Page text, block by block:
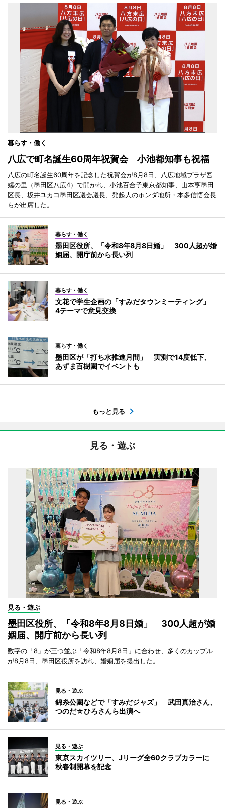
暮らす・働く
八広で町名誕生60周年祝賀会 小池都知事も祝福
八広の町名誕生60周年を記念した祝賀会が8月8日、八広地域プラザ吾
嬬の里（墨田区八広4）で開かれ、小池百合子東京都知事、山本亨墨田
区長、坂井ユカコ墨田区議会議長、発起人のホンダ地所・本多信悟会長
らが出席した。
暮らす・働く
墨田区役所、「令和8年8月8日婚」 300人超が婚
姻届、開庁前から長い列
暮らす・働く
文花で学生企画の「すみだタウンミーティング」
4テーマで意見交換
暮らす・働く
墨田区が「打ち水推進月間」 実測で14度低下、
あずま百樹園でイベントも
もっと見る
見る・遊ぶ
見る・遊ぶ
墨田区役所、「令和8年8月8日婚」 300人超が婚
姻届、開庁前から長い列
数字の「8」が三つ並ぶ「令和8年8月8日」に合わせ、多くのカップル
が8月8日、墨田区役所を訪れ、婚姻届を提出した。
見る・遊ぶ
錦糸公園などで「すみだジャズ」 武田真治さん、
つのだ☆ひろさんら出演へ
見る・遊ぶ
東京スカイツリー、Jリーグ全60クラブカラーに
秋春制開幕を記念
見る・遊ぶ